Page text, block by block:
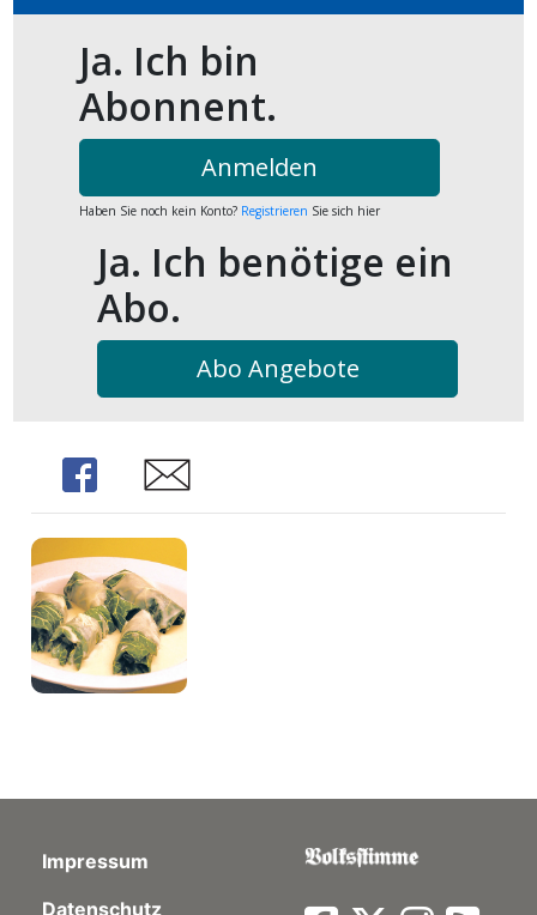
Ja. Ich bin
Abonnent.
Anmelden
Haben Sie noch kein Konto? Registrieren Sie sich hier
Ja. Ich benötige ein
Abo.
Abo Angebote
Share Share
Impressum
Datenschutz